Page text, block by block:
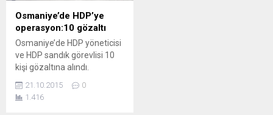
Osmaniye’de HDP’ye
operasyon:10 gözaltı
Osmaniye’de HDP yöneticisi
ve HDP sandık görevlisi 10
kişi gözaltına alındı.
Mimar Sinan ve Fatih
mahallelerinde onlarca eve
21.10.2015
0
1.416